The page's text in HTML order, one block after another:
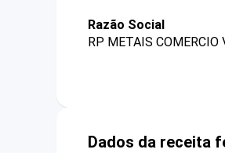
Razão Social
RP METAIS
Dados da receita